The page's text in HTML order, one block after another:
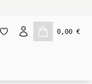
0,00 €